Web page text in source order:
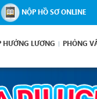
NỘP HỒ SƠ ONLINE
HƯỞNG LƯƠNG PHỎNG